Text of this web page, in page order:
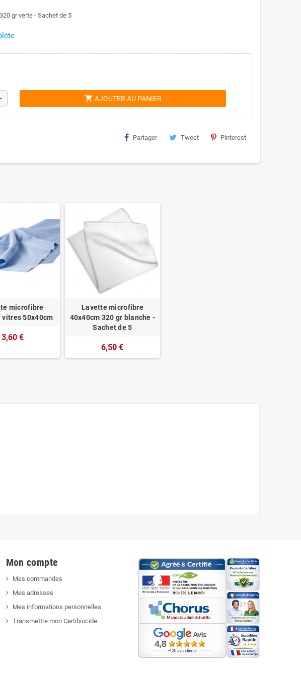
gr verte - Sachet de 5
shopping_cart AJOUTER AU PANIER
Partager Tweet Pinterest
microfibre
vitres 50x40cm
3,60 €
Lavette microfibre
40x40cm 320 gr blanche -
Sachet de 5
6,50 €
Mon compte
Mes commandes
Mes adresses
Mes informations personnelles
Transmettre mon Certibiocide